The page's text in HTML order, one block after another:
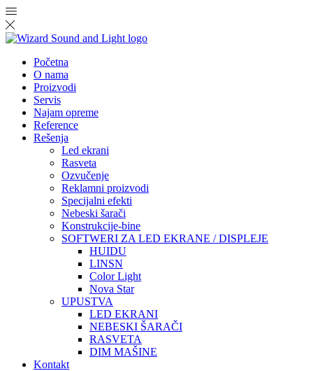
Početna
O nama
Proizvodi
Servis
Najam opreme
Reference
Rešenja
Led ekrani
Rasveta
Ozvučenje
Reklamni proizvodi
Specijalni efekti
Nebeski šarači
Konstrukcije-bine
SOFTWERI ZA LED EKRANE / DISPLEJE
HUIDU
LINSN
Color Light
Nova Star
UPUSTVA
LED EKRANI
NEBESKI ŠARAČI
RASVETA
DIM MAŠINE
Kontakt